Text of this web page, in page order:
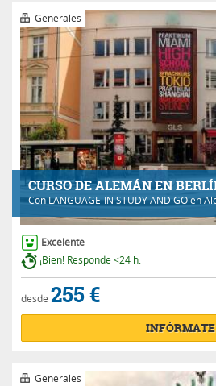
CURSO DE ALEMÁN EN
ConLANGUAGE-IN STUDY AND GOen
Generales
Excelente
¡Bien! Responde <24 h.
desde 255 €
INFÓRMATE
Generales